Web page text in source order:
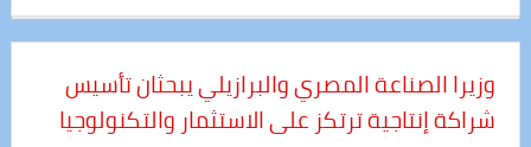
وزيرا الصناعة المصري والبرازيلي يبحثان تأسيس
شراكة إنتاجية ترتكز على الاستثمار والتكنولوجيا